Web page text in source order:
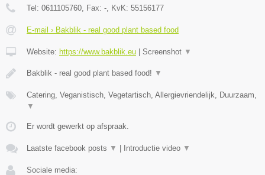
Tel: 0611105760 , Fax: - , KvK: 55156177
E-mail › Bakblik - real good plant based food
Website: https://www.bakblik.eu Screenshot ▼
Bakblik - real good plant based food! ▼
Catering, Veganistisch, Vegetartisch, Allergievriendelijk, Duurzaam,
▼
Er wordt gewerkt op afspraak.
Laatste facebook posts ▼ Introductie video ▼
Sociale media: